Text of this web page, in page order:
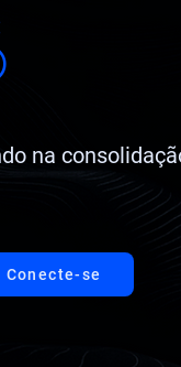
na
Conecte-se